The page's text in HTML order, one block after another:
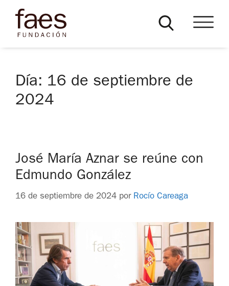
Día: 16 de septiembre de
2024
José María Aznar se reúne con
Edmundo González
16 de septiembre de 2024 por Rocío Careaga